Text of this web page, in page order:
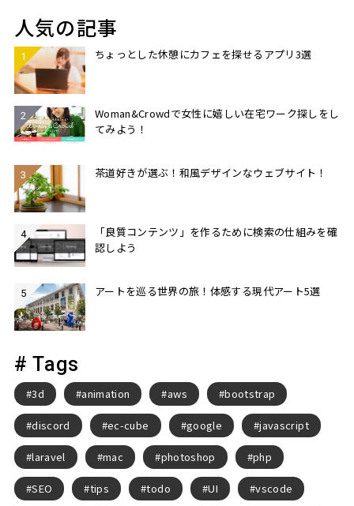
人気の記事
ちょっとした休憩にカフェを探せるアプリ3選
Woman&Crowdで女性に嬉しい在宅ワーク探しをし
てみよう！
茶道好きが選ぶ！和風デザインなウェブサイト！
「良質コンテンツ」を作るために検索の仕組みを確
認しよう
アートを巡る世界の旅！体感する現代アート5選
# Tags
3d animation aws bootstrap
discord ec-cube google javascript
laravel mac photoshop php
SEO tips todo UI vscode